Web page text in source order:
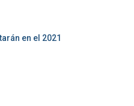
en el 2021